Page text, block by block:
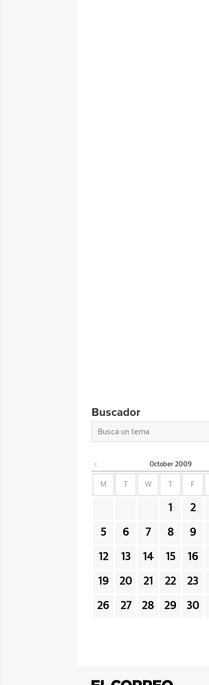
Buscador
October 2009
M W F
1 2
5 6 7 8 9
12 13 14 15 16
19 20 21 22 23
26 27 28 29 30